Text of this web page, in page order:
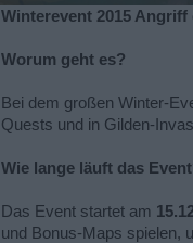
Winterevent 2015
Worum geht es?
Bei dem großen Winter-
Quests und in Gilden-
Wie lange läuft das
Das Event startet am
und Bonus-Maps spielen,